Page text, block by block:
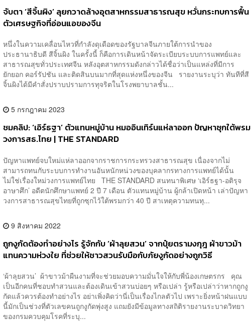
จับตา ‘สีจิ้นผิง’ ลุยกวาดล้างอุตสาหกรรมสาธารณสุข หวั่นกระทบการฟื้น
ตัวเศรษฐกิจที่อ่อนแอของจีน
หนึ่งในความเคลื่อนไหวที่กำลังดุเดือดของรัฐบาลจีนภายใต้การนำของ
ประธานาธิบดี สีจิ้นผิง ในครั้งนี้ ก็คือการเดินหน้าจัดระเบียบระบบการแพทย์และ
สาธารณสุขทั่วประเทศจีน หลังอุตสาหกรรมดังกล่าวได้ชื่อว่าเป็นแหล่งที่มีการ
ยักยอก คอร์รัปชัน และติดสินบนมากที่สุดแห่งหนึ่งของจีน รายงานระบุว่า ทันทีที่สี
จิ้นผิงได้มีคำสั่งปราบปรามการทุจริตในโรงพยาบาลชั้น...
5 กรกฎาคม 2023
ชมคลิป: ‘เอิร์ธฐา’ ตัวแทนหมู่บ้าน หมออินเทิร์นแห่ลาออก ปัญหาซุกใต้พรม
วงการสธ.ไทย | THE STANDARD
ปัญหาแพทย์จบใหม่แห่ลาออกจากราชการกระทรวงสาธารณสุข เนื่องจากไม่
สามารถทนกับระบบการทำงานอันหนักหน่วงของบุคลากรทางการแพทย์ได้นั้น
ไม่ใช่เรื่องใหม่วงการแพทย์ไทย THE STANDARD สนทนาพิเศษ ‘เอิร์ธฐา-อติรุจ
อาษาศึก’ อดีตนักศึกษาแพทย์ 2 ปี 7 เดือน ตัวแทนหมู่บ้าน ผู้กล้าเปิดหน้า เล่าปัญหา
วงการสาธารณสุขไทยที่ถูกซุกไว้ใต้พรมกว่า 40 ปี สาเหตุความทนทุ...
9 สิงหาคม 2022
ถูกงูกัดต้องทำอย่างไร รู้จักกับ ‘ผ้าลุยสวน’ จากปุ๋ยตรามงกุฎ ผ้าขาวม้า
แทนความห่วงใย ที่ช่วยให้ชาวสวนรับมือกับภัยงูกัดอย่างถูกวิธี
‘ผ้าลุยสวน’ ผ้าขาวม้าผืนงามที่จะช่วยมอบความมั่นใจให้กับพี่น้องเกษตรกร คุณ
เป็นอีกคนที่ชอบทำสวนและต้องเดินเข้าสวนบ่อยๆ หรือเปล่า รู้หรือเปล่าว่าหากถูกงู
กัดแล้วควรต้องทำอย่างไร อย่าเพิ่งคิดว่านี่เป็นเรื่องไกลตัวไป เพราะยิ่งหน้าฝนแบบ
นี้มักเป็นช่วงที่ตัวเลขคนถูกงูกัดพุ่งสูง แถมยังมีข้อมูลทางสถิติรายงานระบาดวิทยา
ของกรมควบคุมโรคที่ระบุ...